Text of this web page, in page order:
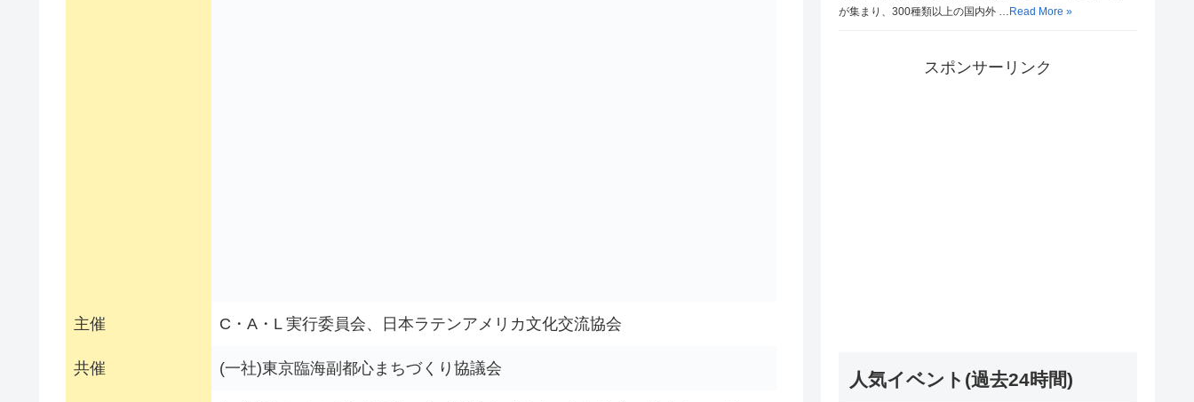
主催 C・A・L 実行委員会、日本ラテンアメリカ文化交流協会
共催 (一社)東京臨海副都心まちづくり協議会
が集まり、300種類以上の国内外 … Read More »
スポンサーリンク
人気イベント(過去24時間)